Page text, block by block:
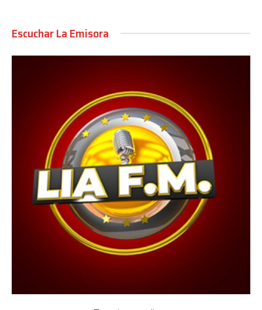
Escuchar La Emisora